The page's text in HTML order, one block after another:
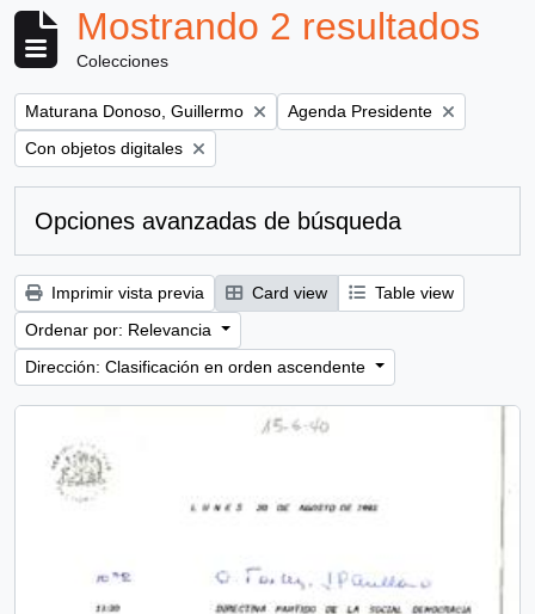
Mostrando 2 resultados
Colecciones
Remove filter:
Maturana Donoso, Guillermo Remove filter:
Agenda Presidente
Remove filter:
Con objetos digitales
Opciones avanzadas de búsqueda
Imprimir vista previa Card view
Table view
Ordenar por: Relevancia
Dirección: Clasificación en orden ascendente